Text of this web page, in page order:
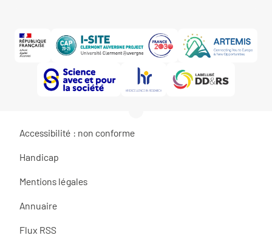
Accessibilité : non conforme
Handicap
Mentions légales
Annuaire
Flux RSS